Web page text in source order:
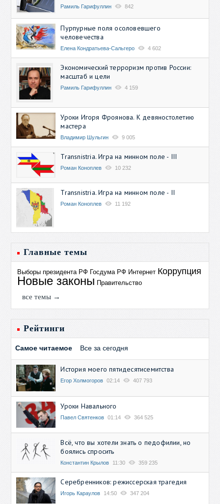
Рамиль Гарифуллин 842
Пурпурные поля осоловевшего
человечества
Елена Кондратьева-Сальгеро 4 602
Экономический терроризм против России:
масштаб и цели
Рамиль Гарифуллин 4 159
Уроки Игоря Фроянова. К девяностолетию
мастера
Владимир Шульгин 9 005
Transnistria. Игра на минном поле - III
Роман Коноплев 10 232
Transnistria. Игра на минном поле - II
Роман Коноплев 11 192
Главные темы
Выборы президента РФ Госдума РФ Интернет Коррупция
Новые законы Правительство
все темы →
Рейтинги
Самое читаемое Все за сегодня
История моего пятидесятисемитства
Егор Холмогоров 02:14 407 793
Уроки Навального
Павел Святенков 01:14 364 525
Всё, что вы хотели знать о педофилии, но
боялись спросить
Константин Крылов 11:30 359 235
Серебренников: режиссерская трагедия
Игорь Караулов 14:50 347 204